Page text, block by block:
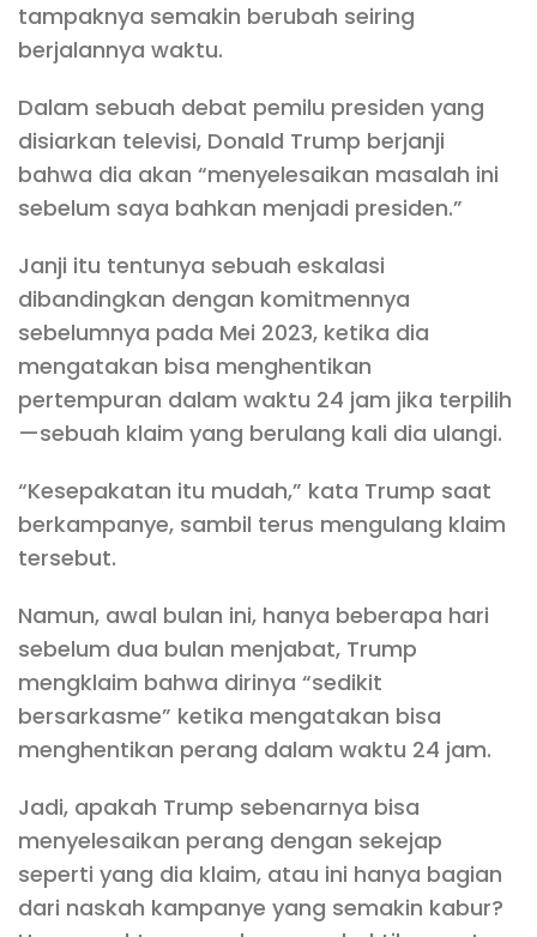
tampaknya semakin berubah seiring
berjalannya waktu.
Dalam sebuah debat pemilu presiden yang
disiarkan televisi, Donald Trump berjanji
bahwa dia akan “menyelesaikan masalah ini
sebelum saya bahkan menjadi presiden.”
Janji itu tentunya sebuah eskalasi
dibandingkan dengan komitmennya
sebelumnya pada Mei 2023, ketika dia
mengatakan bisa menghentikan
pertempuran dalam waktu 24 jam jika terpilih
—sebuah klaim yang berulang kali dia ulangi.
“Kesepakatan itu mudah,” kata Trump saat
berkampanye, sambil terus mengulang klaim
tersebut.
Namun, awal bulan ini, hanya beberapa hari
sebelum dua bulan menjabat, Trump
mengklaim bahwa dirinya “sedikit
bersarkasme” ketika mengatakan bisa
menghentikan perang dalam waktu 24 jam.
Jadi, apakah Trump sebenarnya bisa
menyelesaikan perang dengan sekejap
seperti yang dia klaim, atau ini hanya bagian
dari naskah kampanye yang semakin kabur?